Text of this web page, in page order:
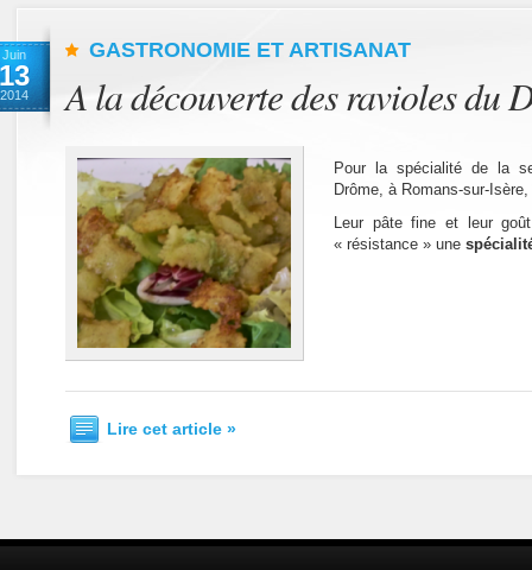
Juin
13
2014
GASTRONOMIE ET ARTISANAT
A la découverte des ravioles du
Pour la spécialité de la
Drôme, à Romans-sur-
Leur pâte fine et leur
« résistance » une
Lire cet article »